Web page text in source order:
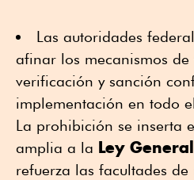
Las autoridades
afinar los mecanismos
verificación y sanción
implementación en todo
La prohibición se inserta
amplia a la Ley
refuerza las facultades